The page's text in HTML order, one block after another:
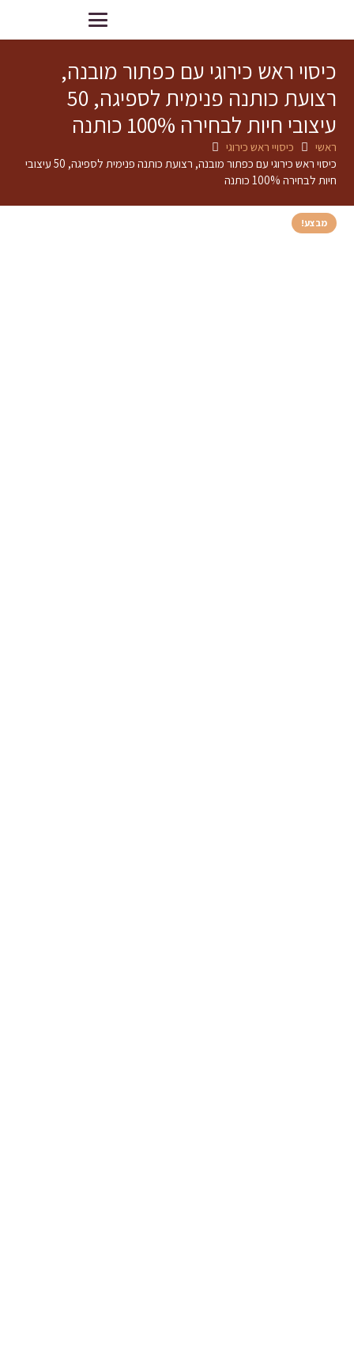
כיסוי ראש כירוגי עם כפתור מובנה,
רצועת כותנה פנימית לספיגה, 50
עיצובי חיות לבחירה 100% כותנה
ראשי
כיסויי ראש כירוגי
כיסוי ראש כירוגי עם כפתור מובנה, רצועת כותנה פנימית לספיגה, 50 עיצובי
חיות לבחירה 100% כותנה
מבצע!